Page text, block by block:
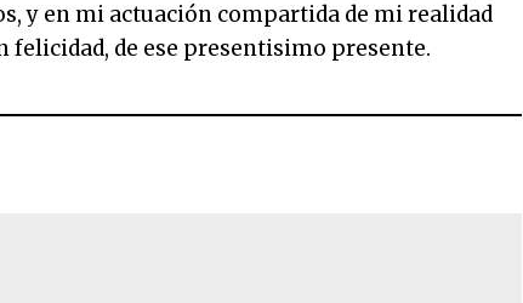
y en mi actuación compartida de mi realidad
felicidad, de ese presentisimo presente.